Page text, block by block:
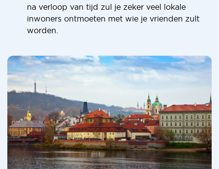
na verloop van tijd zul je zeker veel lokale
inwoners ontmoeten met wie je vrienden zult
worden.